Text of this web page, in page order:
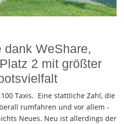
dank WeShare,
2 mit größter
Taxis. Eine stattliche Zahl, die
rumfahren und vor allem -
Neues. Neu ist allerdings der